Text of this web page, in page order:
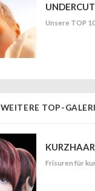
Unsere TOP
WEITERE TOP-
Frisuren für